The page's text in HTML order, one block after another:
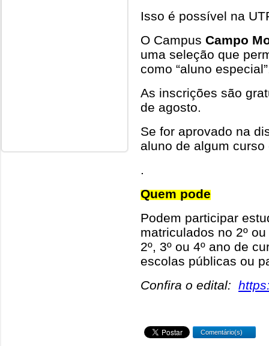
Isso é possível na
O Campus Campo
uma seleção que
como “aluno
As inscrições são
de agosto.
Se for aprovado na
aluno de algum
.
Quem pode
Podem participar
matriculados no 2º
2º, 3º ou 4º ano de
escolas públicas ou
Confira o edital:
Comentário(s)